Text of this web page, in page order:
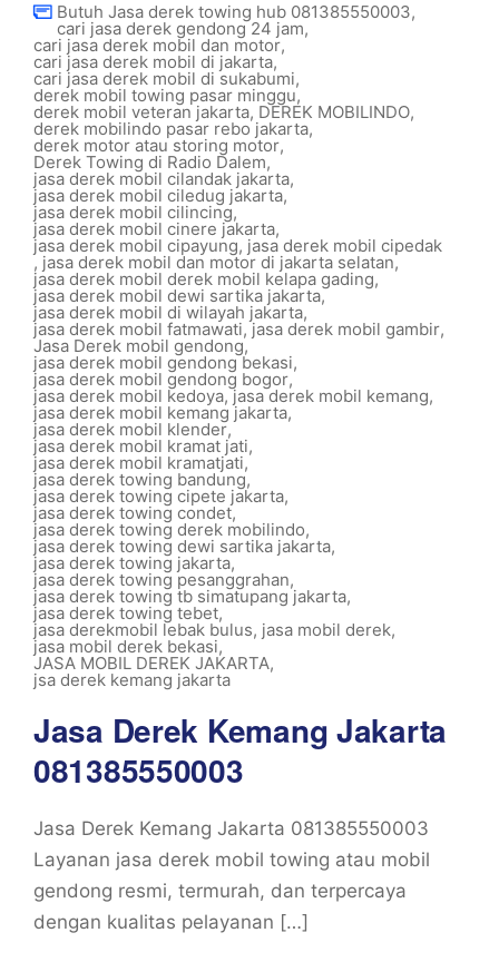
Butuh Jasa derek towing hub 081385550003,
cari jasa derek gendong 24 jam,
cari jasa derek mobil dan motor,
cari jasa derek mobil di jakarta,
cari jasa derek mobil di sukabumi,
derek mobil towing pasar minggu,
derek mobil veteran jakarta, DEREK MOBILINDO,
derek mobilindo pasar rebo jakarta,
derek motor atau storing motor,
Derek Towing di Radio Dalem,
jasa derek mobil cilandak jakarta,
jasa derek mobil ciledug jakarta,
jasa derek mobil cilincing,
jasa derek mobil cinere jakarta,
jasa derek mobil cipayung, jasa derek mobil cipedak
, jasa derek mobil dan motor di jakarta selatan,
jasa derek mobil derek mobil kelapa gading,
jasa derek mobil dewi sartika jakarta,
jasa derek mobil di wilayah jakarta,
jasa derek mobil fatmawati,jasa derek mobil gambir,
Jasa Derek mobil gendong,
jasa derek mobil gendong bekasi,
jasa derek mobil gendong bogor,
jasa derek mobil kedoya,jasa derek mobil kemang,
jasa derek mobil kemang jakarta,
jasa derek mobil klender,
jasa derek mobil kramat jati,
jasa derek mobil kramatjati,
jasa derek towing bandung,
jasa derek towing cipete jakarta,
jasa derek towing condet,
jasa derek towing derek mobilindo,
jasa derek towing dewi sartika jakarta,
jasa derek towing jakarta,
jasa derek towing pesanggrahan,
jasa derek towing tb simatupang jakarta,
jasa derek towing tebet,
jasa derekmobil lebak bulus, jasa mobil derek,
jasa mobil derek bekasi,
JASA MOBIL DEREK JAKARTA,
jsa derek kemang jakarta
Jasa Derek Kemang Jakarta
081385550003
Jasa Derek Kemang Jakarta 081385550003
Layanan jasa derek mobil towing atau mobil
gendong resmi, termurah, dan terpercaya
dengan kualitas pelayanan […]